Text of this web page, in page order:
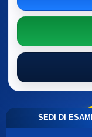
SEDI DI